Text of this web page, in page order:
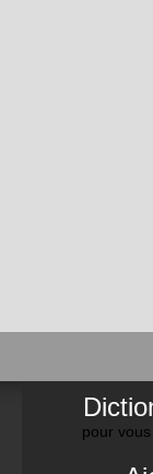
pour